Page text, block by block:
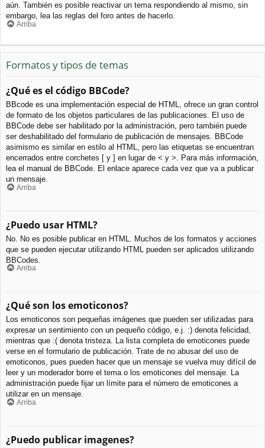
aún. También es posible reactivar un tema respondiendo al mismo, sin
embargo, lea las reglas del foro antes de hacerlo.
Arriba
Formatos y tipos de temas
¿Qué es el código BBCode?
BBcode es una implementación especial de HTML, ofrece un gran control
de formato de los objetos particulares de las publicaciones. El uso de
BBCode debe ser habilitado por la administración, pero también puede
ser deshabilitado del formulario de publicación de mensajes. BBCode
asimismo es similar en estilo al HTML, pero las etiquetas se encuentran
encerrados entre corchetes [ y ] en lugar de < y >. Para más información,
lea el manual de BBCode. El enlace aparece cada vez que va a publicar
un mensaje.
Arriba
¿Puedo usar HTML?
No. No es posible publicar en HTML. Muchos de los formatos y acciones
que se pueden ejecutar utilizando HTML pueden ser aplicados utilizando
BBCodes.
Arriba
¿Qué son los emoticonos?
Los emoticonos son pequeñas imágenes que pueden ser utilizadas para
expresar un sentimiento con un pequeño código, e.j. :) denota felicidad,
mientras que :( denota tristeza. La lista completa de emoticones puede
verse en el formulario de publicación. Trate de no abusar del uso de
emoticonos, pues pueden hacer que un mensaje se vuelva muy difícil de
leer y un moderador borre el tema o los emoticones del mensaje. La
administración puede fijar un límite para el número de emoticones a
utilizar en un mensaje.
Arriba
¿Puedo publicar imagenes?